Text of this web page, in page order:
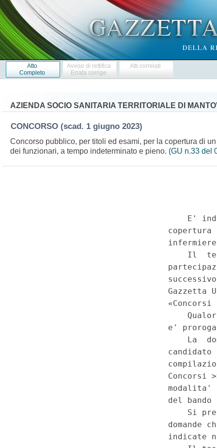
Atto
Completo
Avviso di rettifica
Errata corrige
Atti correlati
AZIENDA SOCIO SANITARIA TERRITORIALE DI
CONCORSO (scad. 1 giugno 2023)
Concorso pubblico, per titoli ed esami, per la copertura di
dei funzionari, a tempo indeterminato e pieno. (GU n.33 del